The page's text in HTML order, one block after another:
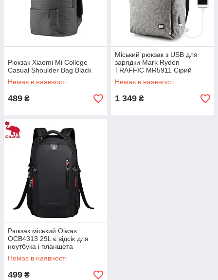
Рюкзак Xiaomi Mi College
Casual Shoulder Bag Black
Немає в наявності
489 ₴
Міський рюкзак з USB для
зарядки Mark Ryden
TRAFFIC MR5911 Сірий
Немає в наявності
1 349 ₴
Рюкзак міський Oiwas
OCB4313 29L є відсік для
ноутбука і планшета
Немає в наявності
499 ₴